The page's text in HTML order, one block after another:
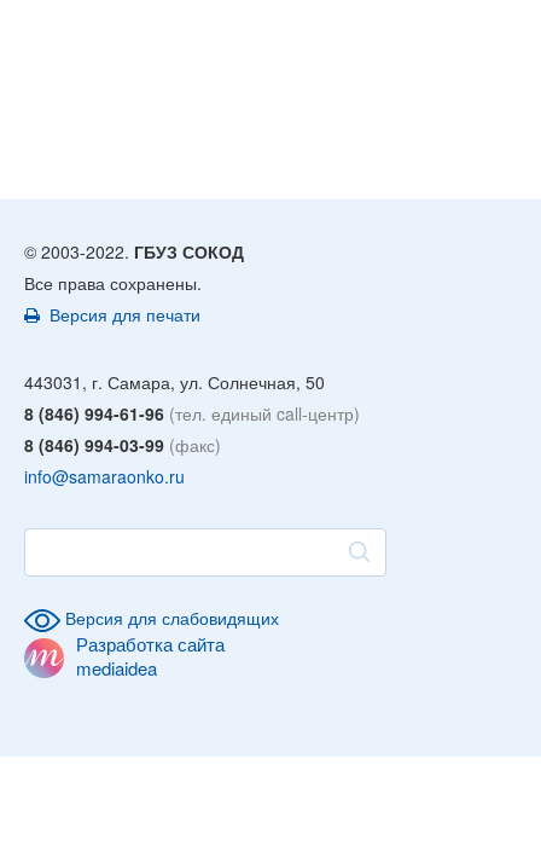
© 2003-2022. ГБУЗ СОКОД
Все права сохранены.
Версия для печати
443031, г. Самара, ул. Солнечная, 50
8 (846) 994-61-96 (тел. единый call-центр)
8 (846) 994-03-99 (факс)
info@samaraonko.ru
Версия для слабовидящих
Разработка сайта
mediaidea